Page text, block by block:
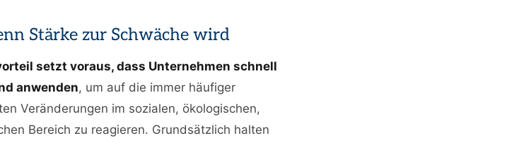
Stärke zur Schwäche wird
setzt voraus, dass Unternehmen schnell
anwenden, um auf die immer häufiger
Veränderungen im sozialen, ökologischen,
Bereich zu reagieren. Grundsätzlich halten